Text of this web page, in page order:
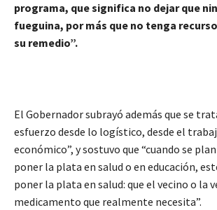
programa, que significa no dejar que
fueguina, por más que no tenga
su remedio”.
El Gobernador subrayó además que se
esfuerzo desde lo logístico, desde el
económico”, y sostuvo que “cuando se
poner la plata en salud o en educación,
poner la plata en salud: que el vecino o la
medicamento que realmente necesita”.